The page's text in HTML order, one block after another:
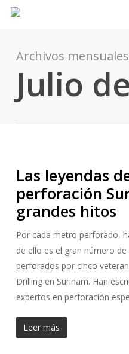
principalArchivos mensuales
Julio
Las leyendas
perforación
grandes hitos
Por cada metro perforado,
de ello es el gran número
perforados por cinco
Drilling en Surinam. Han
expertos en perforación
Leer más